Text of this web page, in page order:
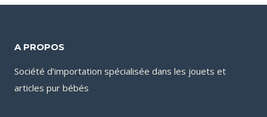
A PROPOS
Société d’importation spécialisée dans les jouets et
articles pur bébés